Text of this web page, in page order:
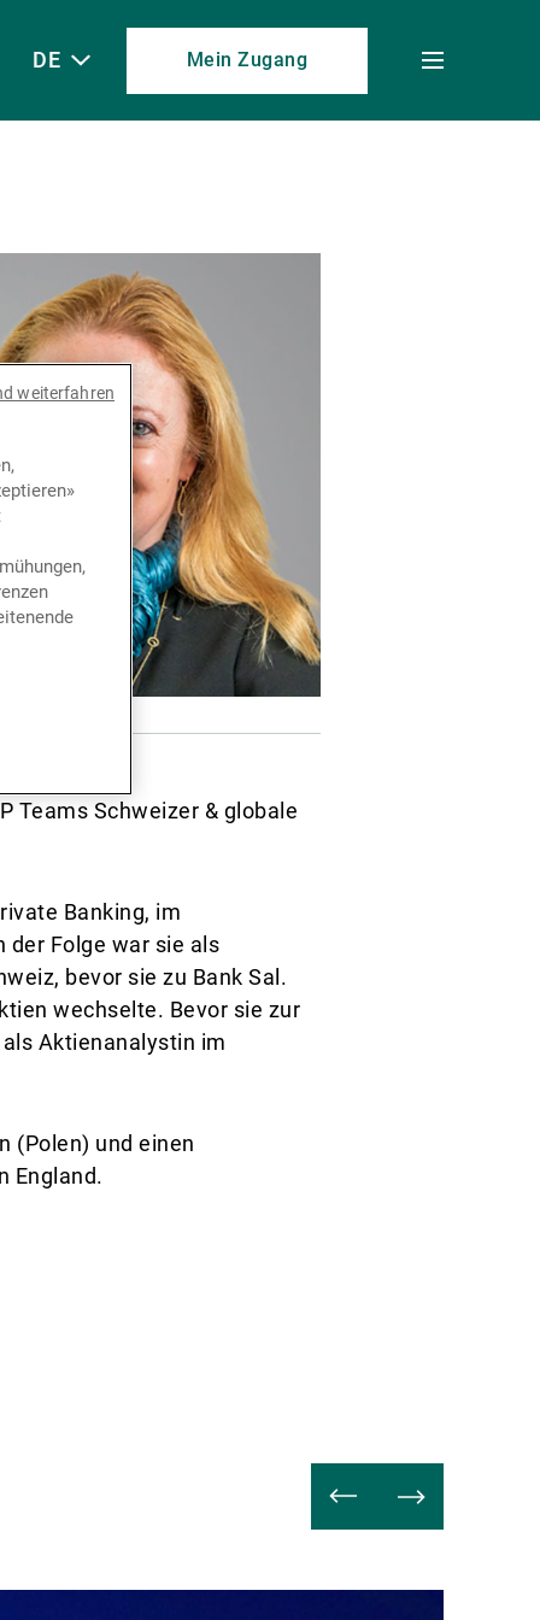
DE Mein Zugang
Toggle
Teams Schweizer & globale
Banking, im
Folge war sie als
bevor sie zu Bank Sal.
wechselte. Bevor sie zur
Aktienanalystin im
(Polen) und einen
England.
weiterfahren